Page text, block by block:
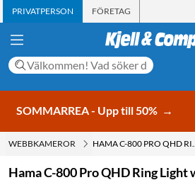
PRIVATPERSON FÖRETAG
SOMMARREA - Upp till 50% →
WEBBKAMEROR
Hama C-800 Pro QHD Ring Light